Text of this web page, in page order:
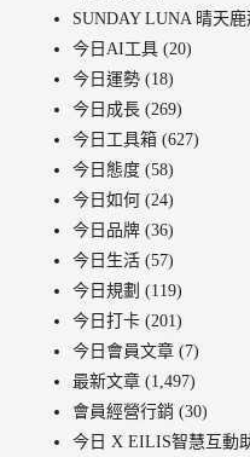
SUNDAY LUNA 晴天
今日AI工具 (20)
今日運勢 (18)
今日成長 (269)
今日工具箱 (627)
今日態度 (58)
今日如何 (24)
今日品牌 (36)
今日生活 (57)
今日規劃 (119)
今日打卡 (201)
今日會員文章 (7)
最新文章 (1,497)
會員經營行銷 (30)
今日 X EILIS智慧互動